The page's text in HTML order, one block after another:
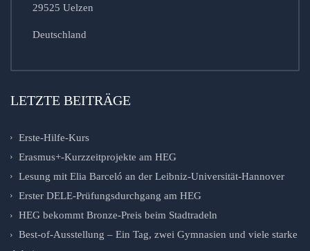
29525 Uelzen
Deutschland
LETZTE BEITRÄGE
Erste-Hilfe-Kurs
Erasmus+-Kurzzeitprojekte am HEG
Lesung mit Elia Barceló an der Leibniz-Universität-Hannover
Erster DELE-Prüfungsdurchgang am HEG
HEG bekommt Bronze-Preis beim Stadtradeln
Best-of-Ausstellung – Ein Tag, zwei Gymnasien und viele starke